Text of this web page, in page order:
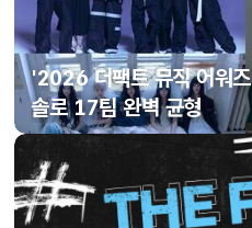
'2026 더팩트 뮤직 어워
솔로 17팀 완벽 균형